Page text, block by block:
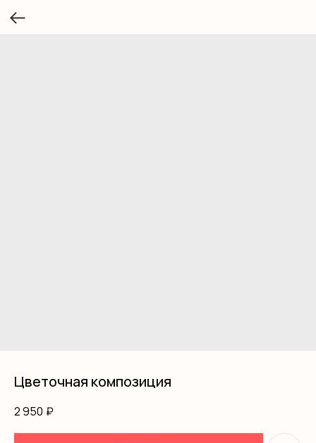
Цветочная композиция
2 950 ₽